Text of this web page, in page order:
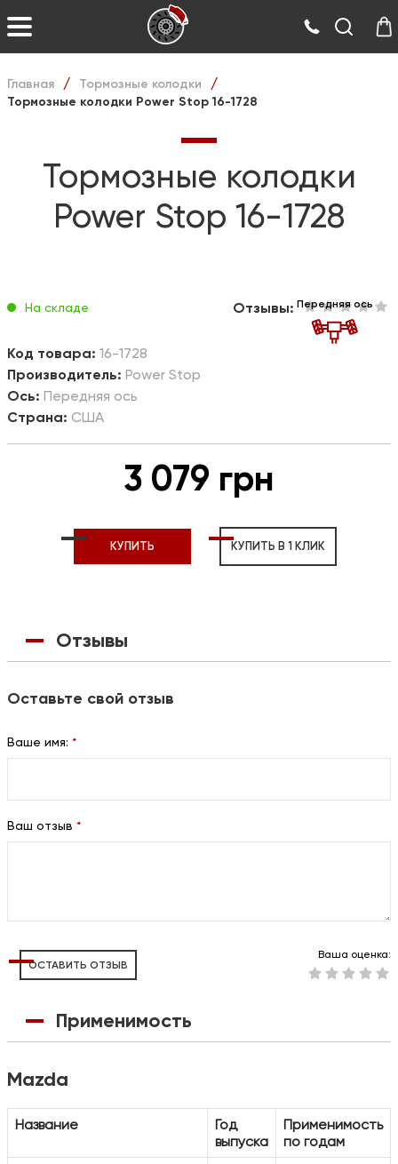
Главная / Тормозные колодки /
Тормозные колодки Power Stop 16-1728
Тормозные колодки
Power Stop 16-1728
Передняя ось
На складе Отзывы:
Код товара: 16-1728
Производитель: Power Stop
Ось: Передняя ось
Страна: США
3 079 грн
КУПИТЬ КУПИТЬ В 1 КЛИК
Отзывы
Оставьте свой отзыв
Ваше имя: *
Ваш отзыв *
ОСТАВИТЬ ОТЗЫВ
Ваша оценка:
Применимость
Mazda
Название
Год
выпуска
Применимость
по годам